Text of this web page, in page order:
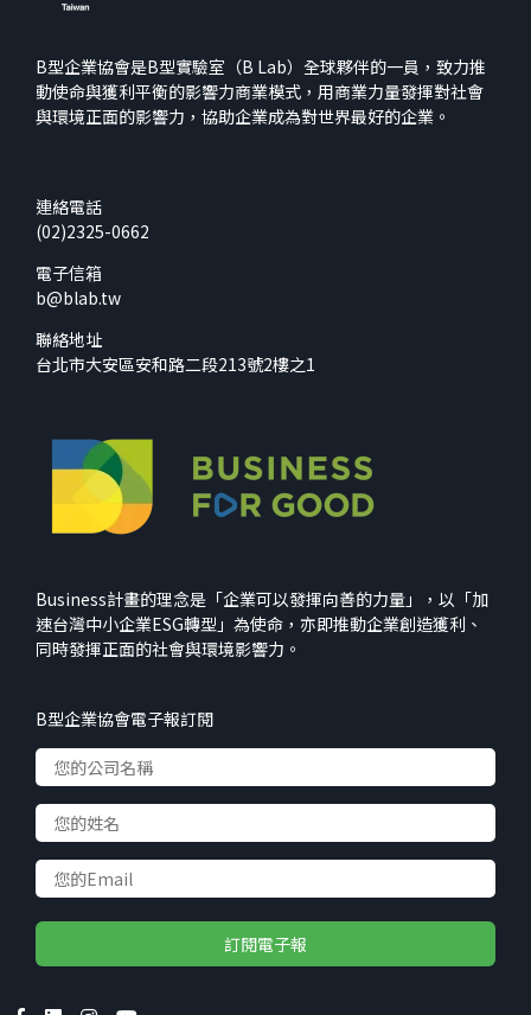
B型企業協會是B型實驗室（B Lab）全球夥伴的一員，致力推
動使命與獲利平衡的影響力商業模式，用商業力量發揮對社會
與環境正面的影響力，協助企業成為對世界最好的企業。
連絡電話
(02)2325-0662
電子信箱
b@blab.tw
聯絡地址
台北市大安區安和路二段213號2樓之1
Business計畫的理念是「企業可以發揮向善的力量」，以「加
速台灣中小企業ESG轉型」為使命，亦即推動企業創造獲利、
同時發揮正面的社會與環境影響力。
B型企業協會電子報訂閱